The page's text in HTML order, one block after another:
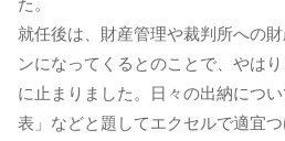
就任後は、財産管理や裁判所への
ンになってくるとのことで、やは
に止まりました。日々の出納につ
表」などと題してエクセルで適宜